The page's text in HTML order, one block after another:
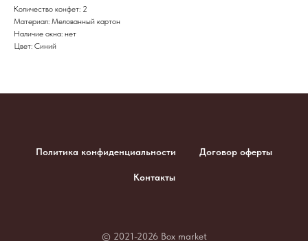
Количество конфет: 2
Материал: Мелованный картон
Наличие окна: нет
Цвет: Синий
Политика конфиденциальности Договор оферты
Контакты
© 2021-2026 Box market